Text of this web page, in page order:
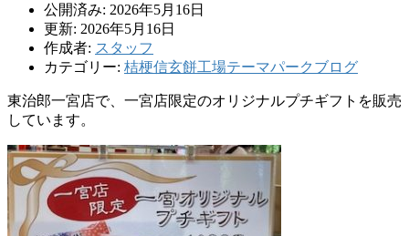
公開済み: 2026年5月16日
更新: 2026年5月16日
作成者: スタッフ
カテゴリー: 桔梗信玄餅工場テーマパークブログ
東治郎一宮店で、一宮店限定のオリジナルプチギフトを販売
しています。